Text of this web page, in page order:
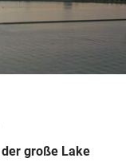
große Lake